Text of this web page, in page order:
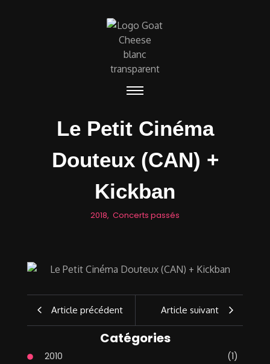
Le Petit Cinéma
Douteux (CAN) +
Kickban
2018, Concerts passés
Article précédent Article suivant
Catégories
2010
(1)